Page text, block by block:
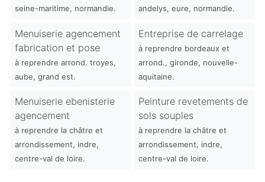
seine-maritime, normandie.
andelys, eure, normandie.
Menuiserie agencement
fabrication et pose
à reprendre arrond. troyes,
aube, grand est.
Entreprise de carrelage
à reprendre bordeaux et
arrond., gironde, nouvelle-
aquitaine.
Menuiserie ebenisterie
agencement
à reprendre la châtre et
arrondissement, indre,
centre-val de loire.
Peinture revetements de
sols souples
à reprendre la châtre et
arrondissement, indre,
centre-val de loire.